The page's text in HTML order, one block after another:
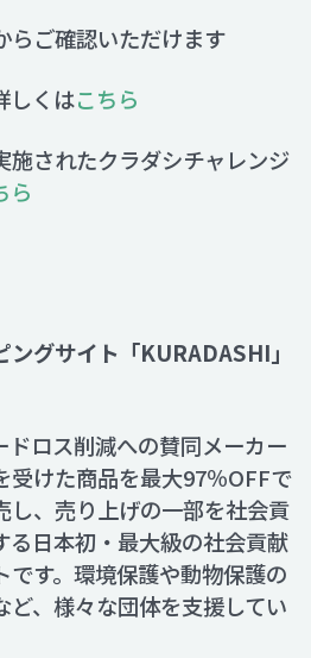
らご確認いただけます
しくはこちら
施されたクラダシチャレンジ
ら
グサイト「KURADASHI」
ロス削減への賛同メーカー
受けた商品を最大97％OFFで
し、売り上げの一部を社会貢
る日本初・最大級の社会貢献
です。環境保護や動物保護の
ど、様々な団体を支援してい